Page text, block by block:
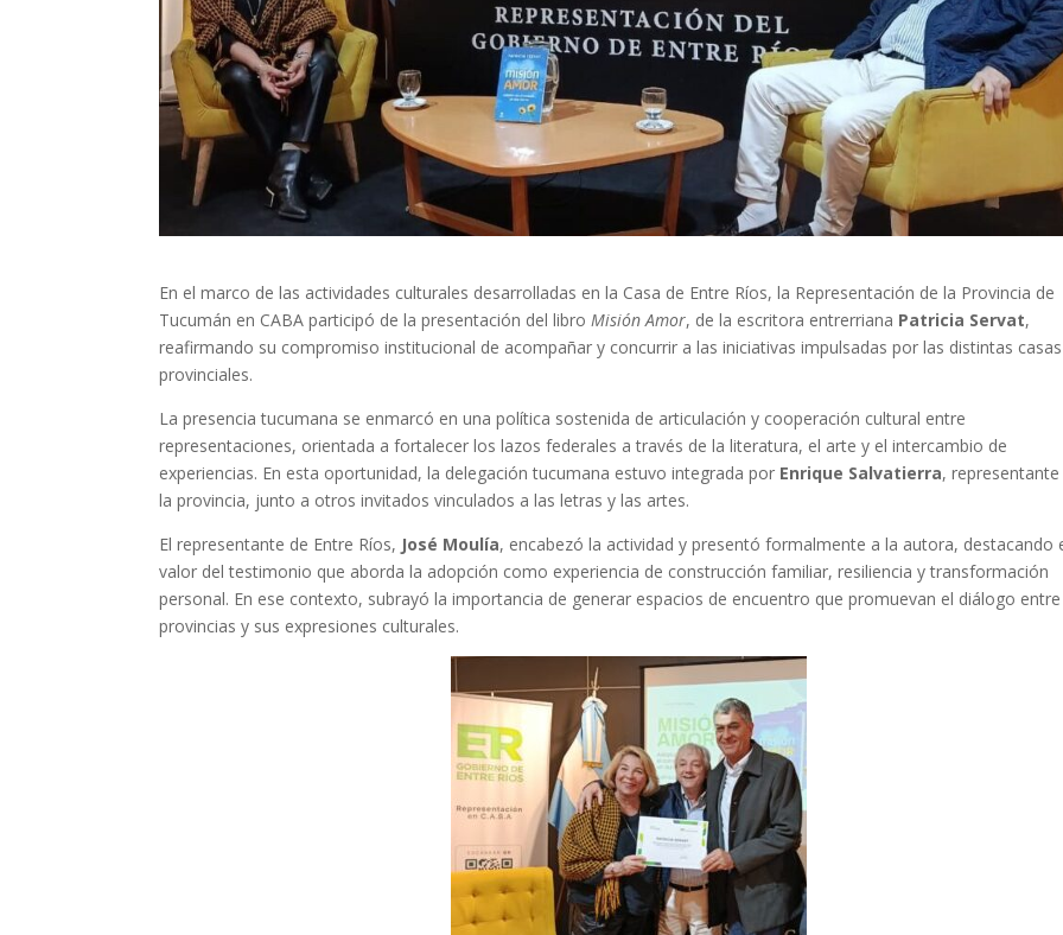
En el marco de las actividades culturales desarrolladas en la Casa de Entre Ríos, la Representación de la Provincia de
Tucumán en CABA participó de la presentación del libroMisión Amor, de la escritora entrerriana Patricia Servat,
reafirmando su compromiso institucional de acompañar y concurrir a las iniciativas impulsadas por las distintas casas
provinciales.
La presencia tucumana se enmarcó en una política sostenida de articulación y cooperación cultural entre
representaciones, orientada a fortalecer los lazos federales a través de la literatura, el arte y el intercambio de
experiencias. En esta oportunidad, la delegación tucumana estuvo integrada por Enrique Salvatierra, representante
la provincia, junto a otros invitados vinculados a las letras y las artes.
El representante de Entre Ríos, José Moulía, encabezó la actividad y presentó formalmente a la autora, destacando
valor del testimonio que aborda la adopción como experiencia de construcción familiar, resiliencia y transformación
personal. En ese contexto, subrayó la importancia de generar espacios de encuentro que promuevan el diálogo entre
provincias y sus expresiones culturales.